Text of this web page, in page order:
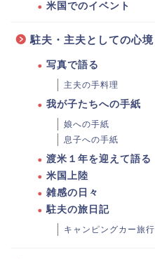
米国でのイベント
駐夫・主夫としての心境
写真で語る
主夫の手料理
我が子たちへの手紙
娘への手紙
息子への手紙
渡米１年を迎えて語る
米国上陸
雑感の日々
駐夫の旅日記
キャンピングカー旅行